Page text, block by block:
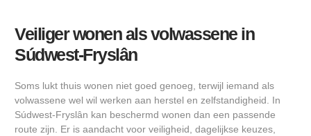
Veiliger wonen als volwassene in
Súdwest-Fryslân
Soms lukt thuis wonen niet goed genoeg, terwijl iemand als
volwassene wel wil werken aan herstel en zelfstandigheid. In
Súdwest-Fryslân kan beschermd wonen dan een passende
route zijn. Er is aandacht voor veiligheid, dagelijkse keuzes,